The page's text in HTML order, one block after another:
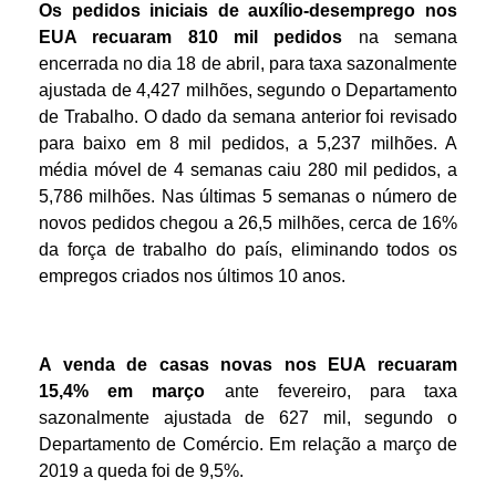
Os pedidos iniciais de auxílio-desemprego nos
EUA recuaram 810 mil pedidos na semana
encerrada no dia 18 de abril, para taxa sazonalmente
ajustada de 4,427 milhões, segundo o Departamento
de Trabalho. O dado da semana anterior foi revisado
para baixo em 8 mil pedidos, a 5,237 milhões. A
média móvel de 4 semanas caiu 280 mil pedidos, a
5,786 milhões. Nas últimas 5 semanas o número de
novos pedidos chegou a 26,5 milhões, cerca de 16%
da força de trabalho do país, eliminando todos os
empregos criados nos últimos 10 anos.
A venda de casas novas nos EUA recuaram
15,4% em março ante fevereiro, para taxa
sazonalmente ajustada de 627 mil, segundo o
Departamento de Comércio. Em relação a março de
2019 a queda foi de 9,5%.